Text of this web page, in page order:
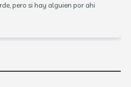
pero si hay alguien por ahi